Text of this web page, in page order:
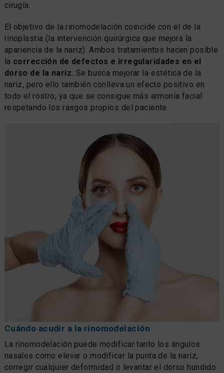
cirugía.
El objetivo de la rinomodelación coincide con el de la
rinoplastia (la intervención quirúrgica que mejora la
apariencia de la nariz). Ambos tratamientos hacen posible
la corrección de defectos e irregularidades en el
dorso de la nariz. Se busca mejorar la estética de la
nariz, pero ello también conlleva un efecto positivo en
todo el rostro, ya que se consigue más armonía facial
respetando los rasgos propios del paciente.
Cuándo acudir a la rinomodelación
La rinomodelación puede modificar tanto los ángulos
nasales como elevar o modificar la punta de la nariz,
corregir cualquier deformidad o levantar el dorso hundido